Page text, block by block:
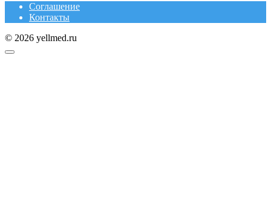
Соглашение
Контакты
© 2026 yellmed.ru